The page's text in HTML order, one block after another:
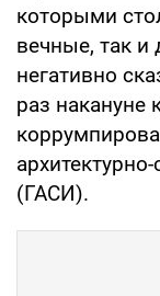
которыми
вечные, так и
негативно
раз накануне
(ГАСИ).